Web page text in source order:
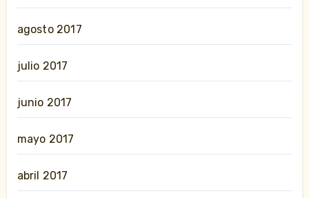
agosto 2017
julio 2017
junio 2017
mayo 2017
abril 2017